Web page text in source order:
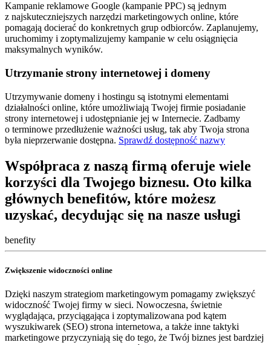
Kampanie reklamowe Google (kampanie PPC) są jednym
z najskuteczniejszych narzędzi marketingowych online, które
pomagają docierać do konkretnych grup odbiorców. Zaplanujemy,
uruchomimy i zoptymalizujemy kampanie w celu osiągnięcia
maksymalnych wyników.
Utrzymanie strony internetowej i domeny
Utrzymywanie domeny i hostingu są istotnymi elementami
działalności online, które umożliwiają Twojej firmie posiadanie
strony internetowej i udostępnianie jej w Internecie. Zadbamy
o terminowe przedłużenie ważności usług, tak aby Twoja strona
była nieprzerwanie dostępna. Sprawdź dostępność nazwy
Współpraca z naszą firmą oferuje wiele
korzyści dla Twojego biznesu. Oto kilka
głównych benefitów, które możesz
uzyskać, decydując się na nasze usługi
benefity
Zwiększenie widoczności online
Dzięki naszym strategiom marketingowym pomagamy zwiększyć
widoczność Twojej firmy w sieci. Nowoczesna, świetnie
wyglądająca, przyciągająca i zoptymalizowana pod kątem
wyszukiwarek (SEO) strona internetowa, a także inne taktyki
marketingowe przyczyniają się do tego, że Twój biznes jest bardziej